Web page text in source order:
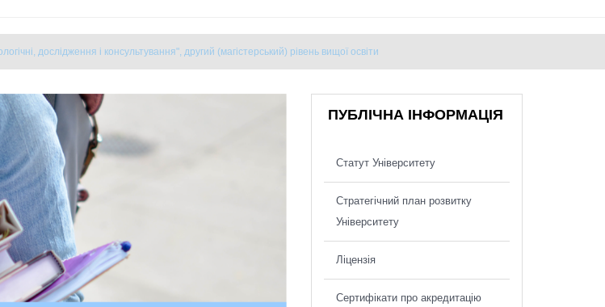
дослідження і консультування", другий (магістерський) рівень вищої освіти
ПУБЛІЧНА ІНФОРМАЦІЯ
Статут Університету
Стратегічний план розвитку
Університету
Ліцензія
Сертифікати про акредитацію